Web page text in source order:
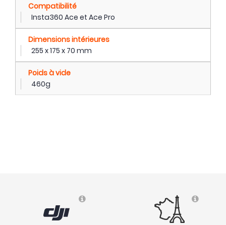
Compatibilité
Insta360 Ace et Ace Pro
Dimensions intérieures
255 x 175 x 70 mm
Poids à vide
460g